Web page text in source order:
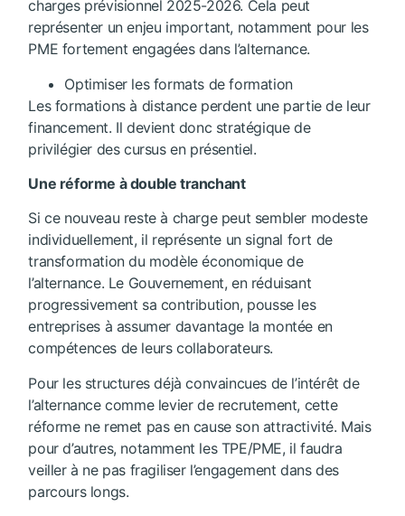
charges prévisionnel 2025-2026. Cela peut
représenter un enjeu important, notamment pour les
PME fortement engagées dans l’alternance.
Optimiser les formats de formation
Les formations à distance perdent une partie de leur
financement. Il devient donc stratégique de
privilégier des cursus en présentiel.
Une réforme à double tranchant
Si ce nouveau reste à charge peut sembler modeste
individuellement, il représente un signal fort de
transformation du modèle économique de
l’alternance. Le Gouvernement, en réduisant
progressivement sa contribution, pousse les
entreprises à assumer davantage la montée en
compétences de leurs collaborateurs.
Pour les structures déjà convaincues de l’intérêt de
l’alternance comme levier de recrutement, cette
réforme ne remet pas en cause son attractivité. Mais
pour d’autres, notamment les TPE/PME, il faudra
veiller à ne pas fragiliser l’engagement dans des
parcours longs.